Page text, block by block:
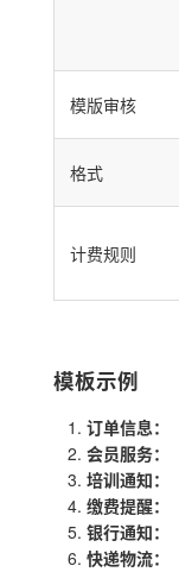
模版审核
格式
计费规则
模板示例
订单信息：
会员服务：
培训通知：
缴费提醒：
银行通知：
快递物流：